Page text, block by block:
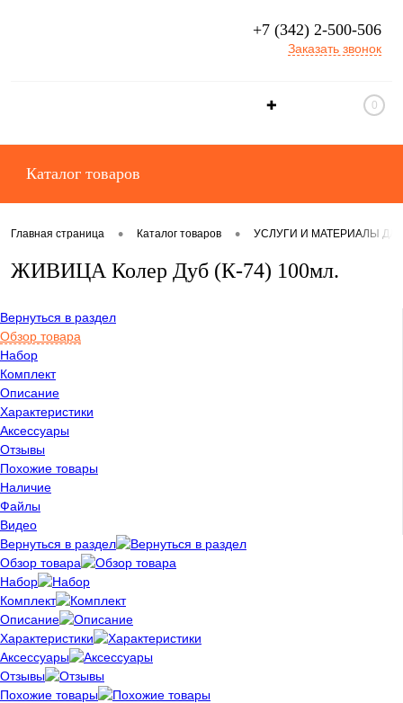
+7 (342) 2-500-506
Заказать звонок
✚ 0
Каталог товаров
Главная страница • Каталог товаров • УСЛУГИ И МАТЕРИАЛЫ
ЖИВИЦА Колер Дуб (К-74) 100мл.
Вернуться в раздел
Обзор товара
Набор
Комплект
Описание
Характеристики
Аксессуары
Отзывы
Похожие товары
Наличие
Файлы
Видео
Вернуться в раздел
Обзор товара
Набор
Комплект
Описание
Характеристики
Аксессуары
Отзывы
Похожие товары